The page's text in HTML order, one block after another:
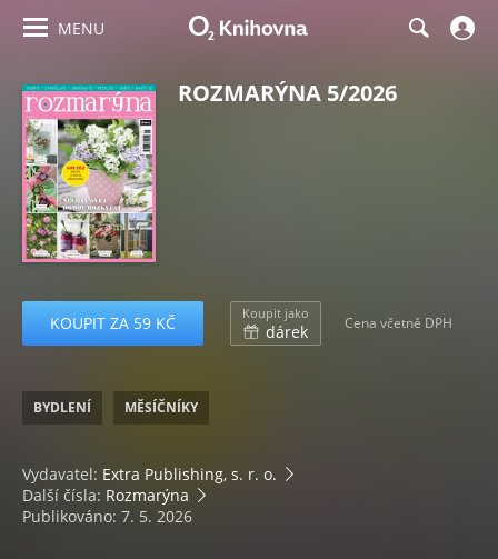
MENU
ROZMARÝNA 5/2026
KOUPIT ZA 59 KČ Koupit jako
dárek Cena včetně DPH
BYDLENÍ MĚSÍČNÍKY
Vydavatel: Extra Publishing, s. r. o.
Další čísla: Rozmarýna
Publikováno: 7. 5. 2026